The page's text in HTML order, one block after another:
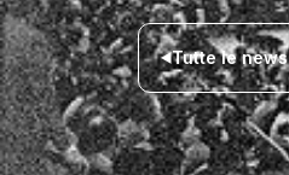
Tutte le news